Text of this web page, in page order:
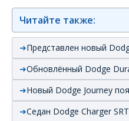
Читайте также:
Представлен новый
Обновлённый Dodge
Новый Dodge Journey
Седан Dodge Charger